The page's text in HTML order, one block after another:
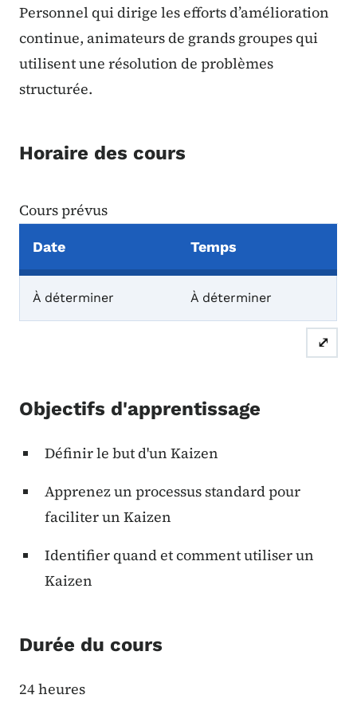
Personnel qui dirige les efforts d’amélioration
continue, animateurs de grands groupes qui
utilisent une résolution de problèmes
structurée.
Horaire des cours
Cours prévus
Cours prévus
Date Temps
À déterminer À déterminer
⤢
Objectifs d'apprentissage
Définir le but d'un Kaizen
Apprenez un processus standard pour
faciliter un Kaizen
Identifier quand et comment utiliser un
Kaizen
Durée du cours
24 heures